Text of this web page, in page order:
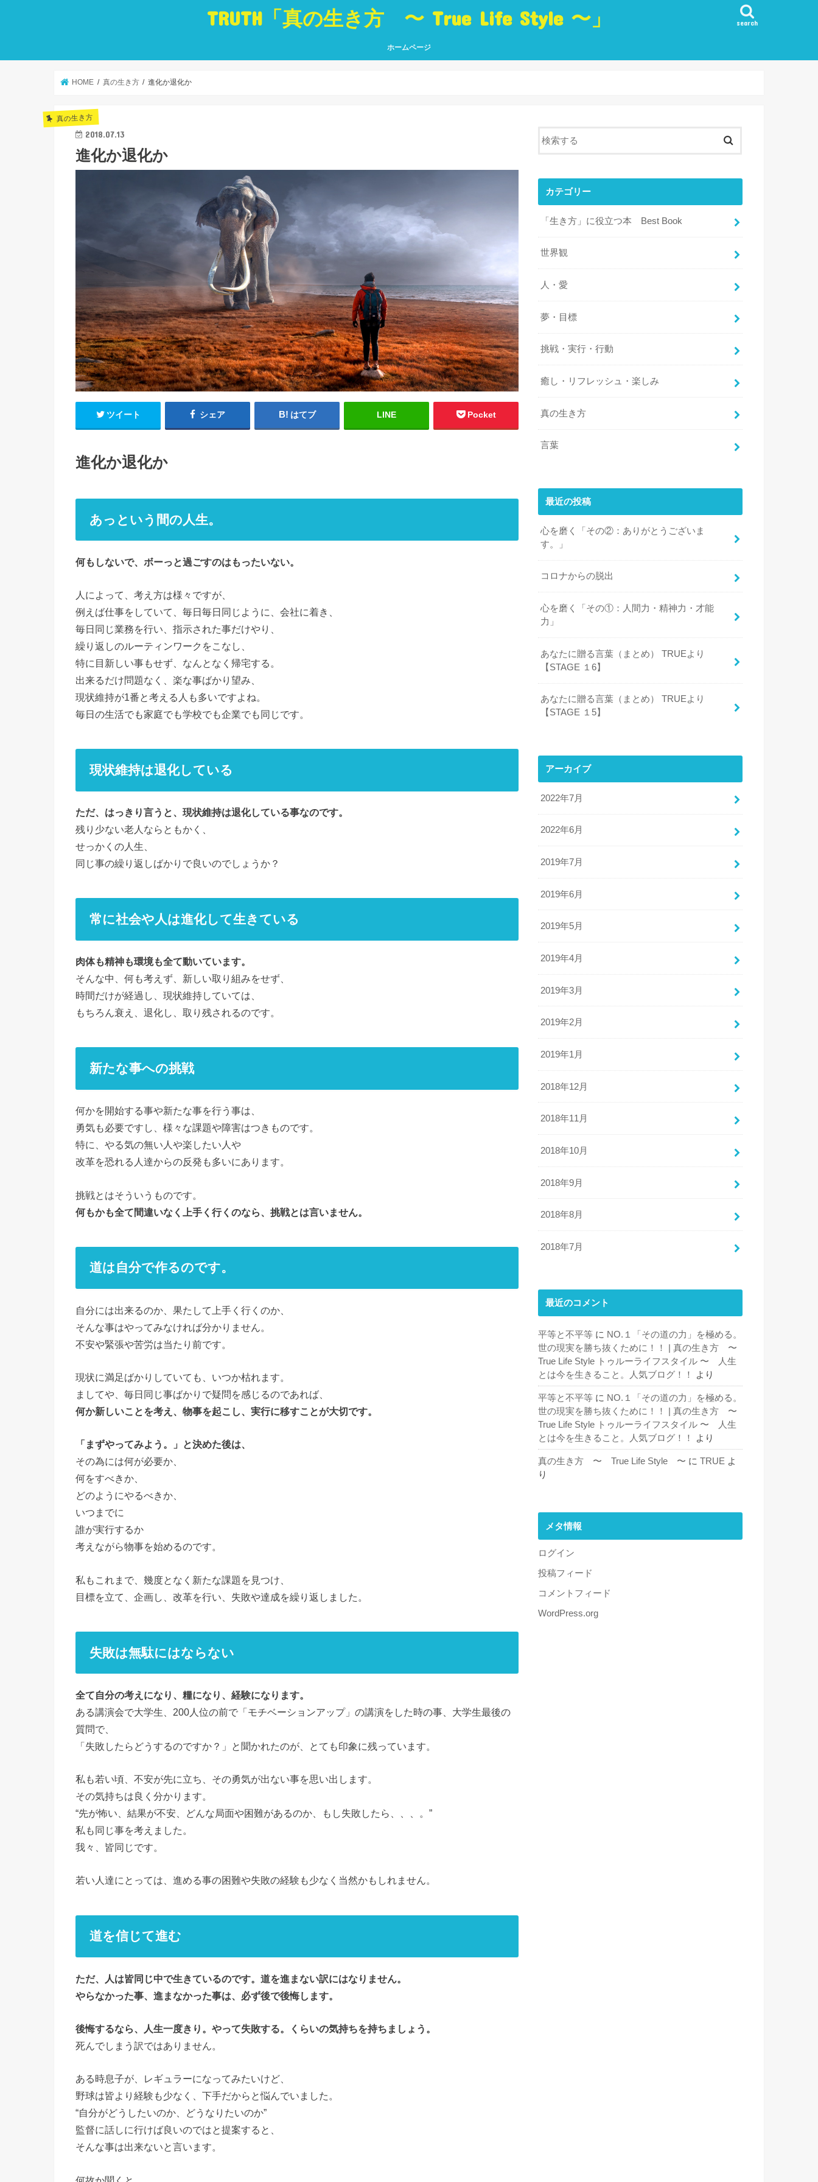
TRUTH「真の生き方 〜 True Life Style 〜」 search
ホームページ
HOME 真の生き方 進化か退化か
真の生き方
2018.07.13
進化か退化か
ツイート シェア はてブ LINE Pocket
進化か退化か
あっという間の人生。
何もしないで、ボーっと過ごすのはもったいない。
人によって、考え方は様々ですが、
例えば仕事をしていて、毎日毎日同じように、会社に着き、
毎日同じ業務を行い、指示された事だけやり、
繰り返しのルーティンワークをこなし、
特に目新しい事もせず、なんとなく帰宅する。
出来るだけ問題なく、楽な事ばかり望み、
現状維持が1番と考える人も多いですよね。
毎日の生活でも家庭でも学校でも企業でも同じです。
現状維持は退化している
ただ、はっきり言うと、現状維持は退化している事なのです。
残り少ない老人ならともかく、
せっかくの人生、
同じ事の繰り返しばかりで良いのでしょうか？
常に社会や人は進化して生きている
肉体も精神も環境も全て動いています。
そんな中、何も考えず、新しい取り組みをせず、
時間だけが経過し、現状維持していては、
もちろん衰え、退化し、取り残されるのです。
新たな事への挑戦
何かを開始する事や新たな事を行う事は、
勇気も必要ですし、様々な課題や障害はつきものです。
特に、やる気の無い人や楽したい人や
改革を恐れる人達からの反発も多いにあります。
挑戦とはそういうものです。
何もかも全て間違いなく上手く行くのなら、挑戦とは言いません。
道は自分で作るのです。
自分には出来るのか、果たして上手く行くのか、
そんな事はやってみなければ分かりません。
不安や緊張や苦労は当たり前です。
現状に満足ばかりしていても、いつか枯れます。
ましてや、毎日同じ事ばかりで疑問を感じるのであれば、
何か新しいことを考え、物事を起こし、実行に移すことが大切です。
「まずやってみよう。」と決めた後は、
その為には何が必要か、
何をすべきか、
どのようにやるべきか、
いつまでに
誰が実行するか
考えながら物事を始めるのです。
私もこれまで、幾度となく新たな課題を見つけ、
目標を立て、企画し、改革を行い、失敗や達成を繰り返しました。
失敗は無駄にはならない
全て自分の考えになり、糧になり、経験になります。
ある講演会で大学生、200人位の前で「モチベーションアップ」の講演をした時の事、大学生最後の
質問で、
「失敗したらどうするのですか？」と聞かれたのが、とても印象に残っています。
私も若い頃、不安が先に立ち、その勇気が出ない事を思い出します。
その気持ちは良く分かります。
“先が怖い、結果が不安、どんな局面や困難があるのか、もし失敗したら、、、。”
私も同じ事を考えました。
我々、皆同じです。
若い人達にとっては、進める事の困難や失敗の経験も少なく当然かもしれません。
道を信じて進む
ただ、人は皆同じ中で生きているのです。道を進まない訳にはなりません。
やらなかった事、進まなかった事は、必ず後で後悔します。
後悔するなら、人生一度きり。やって失敗する。くらいの気持ちを持ちましょう。
死んでしまう訳ではありません。
ある時息子が、レギュラーになってみたいけど、
野球は皆より経験も少なく、下手だからと悩んでいました。
“自分がどうしたいのか、どうなりたいのか”
監督に話しに行けば良いのではと提案すると、
そんな事は出来ないと言います。
カテゴリー
「生き方」に役立つ本 Best Book
世界観
人・愛
夢・目標
挑戦・実行・行動
癒し・リフレッシュ・楽しみ
真の生き方
言葉
最近の投稿
心を磨く「その②：ありがとうございま
す。」
コロナからの脱出
心を磨く「その①：人間力・精神力・才能
力」
あなたに贈る言葉（まとめ） TRUEより
【STAGE １6】
あなたに贈る言葉（まとめ） TRUEより
【STAGE １5】
アーカイブ
2022年7月
2022年6月
2019年7月
2019年6月
2019年5月
2019年4月
2019年3月
2019年2月
2019年1月
2018年12月
2018年11月
2018年10月
2018年9月
2018年8月
2018年7月
最近のコメント
平等と不平等 に NO.１「その道の力」を極める。
世の現実を勝ち抜くために！！ | 真の生き方 〜
True Life Style トゥルーライフスタイル 〜 人生
とは今を生きること。人気ブログ！！
より
平等と不平等 に NO.１「その道の力」を極める。
世の現実を勝ち抜くために！！ | 真の生き方 〜
True Life Style トゥルーライフスタイル 〜 人生
とは今を生きること。人気ブログ！！
より
真の生き方 〜 True Life Style 〜 に TRUE よ
り
メタ情報
ログイン
投稿フィード
コメントフィード
WordPress.org